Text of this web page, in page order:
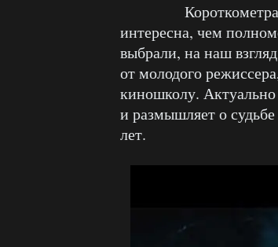
интересна, чем
выбрали, на наш
от молодого
киношколу. Актуально
и размышляет о
лет.